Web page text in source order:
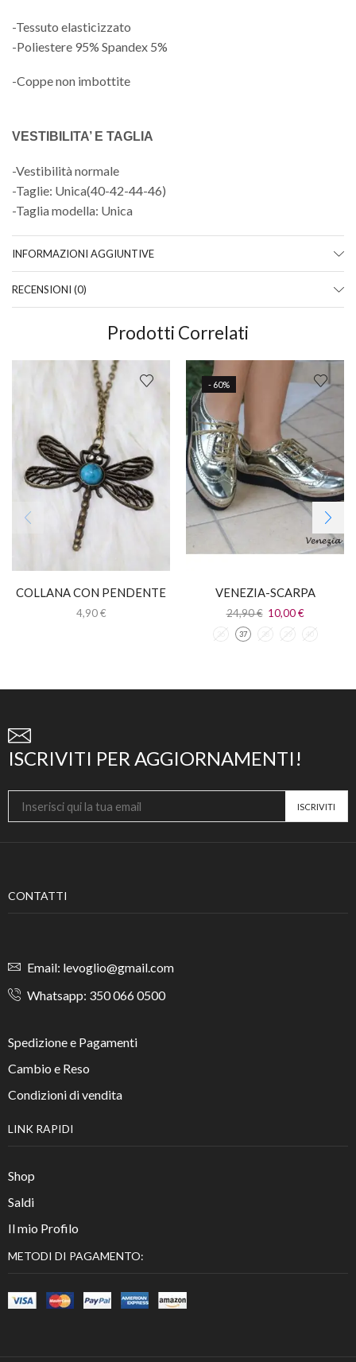
-Tessuto elasticizzato
-Poliestere 95% Spandex 5%
-Coppe non imbottite
VESTIBILITA’ E TAGLIA
-Vestibilità normale
-Taglie: Unica(40-42-44-46)
-Taglia modella: Unica
INFORMAZIONI AGGIUNTIVE
RECENSIONI (0)
Prodotti Correlati
COLLANA CON PENDENTE
LIBELLULA
4,90€
- 60%
VENEZIA-SCARPA
STRINGATA ORO
24,90€ 10,00€
36 37 38 39 40
ISCRIVITI PER AGGIORNAMENTI!
CONTATTI
Email: levoglio@gmail.com
Whatsapp: 350 066 0500
Spedizione e Pagamenti
Cambio e Reso
Condizioni di vendita
LINK RAPIDI
Shop
Saldi
Il mio Profilo
METODI DI PAGAMENTO: